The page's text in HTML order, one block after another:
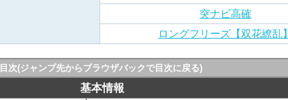
突ナビ高確
ロングフリーズ【双花繚乱】
目次(ジャンプ先からブラウザバックで目次に戻る)
基本情報